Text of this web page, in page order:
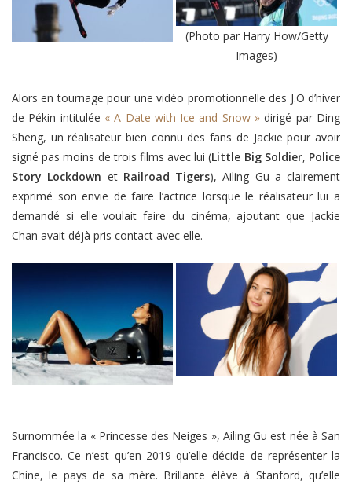
(Photo par Harry How/Getty
Images)
Alors en tournage pour une vidéo promotionnelle des J.O d’hiver
de Pékin intitulée « A Date with Ice and Snow » dirigé par Ding
Sheng, un réalisateur bien connu des fans de Jackie pour avoir
signé pas moins de trois films avec lui (Little Big Soldier, Police
Story Lockdown et Railroad Tigers), Ailing Gu a clairement
exprimé son envie de faire l’actrice lorsque le réalisateur lui a
demandé si elle voulait faire du cinéma, ajoutant que Jackie
Chan avait déjà pris contact avec elle.
Surnommée la « Princesse des Neiges », Ailing Gu est née à San
Francisco. Ce n’est qu’en 2019 qu’elle décide de représenter la
Chine, le pays de sa mère. Brillante élève à Stanford, qu’elle